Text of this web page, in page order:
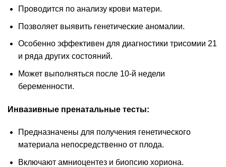
Проводится по анализу крови матери.
Позволяет выявить генетические аномалии.
Особенно эффективен для диагностики трисомии 21
и ряда других состояний.
Может выполняться после 10-й недели
беременности.
Инвазивные пренатальные тесты:
Предназначены для получения генетического
материала непосредственно от плода.
Включают амниоцентез и биопсию хориона.